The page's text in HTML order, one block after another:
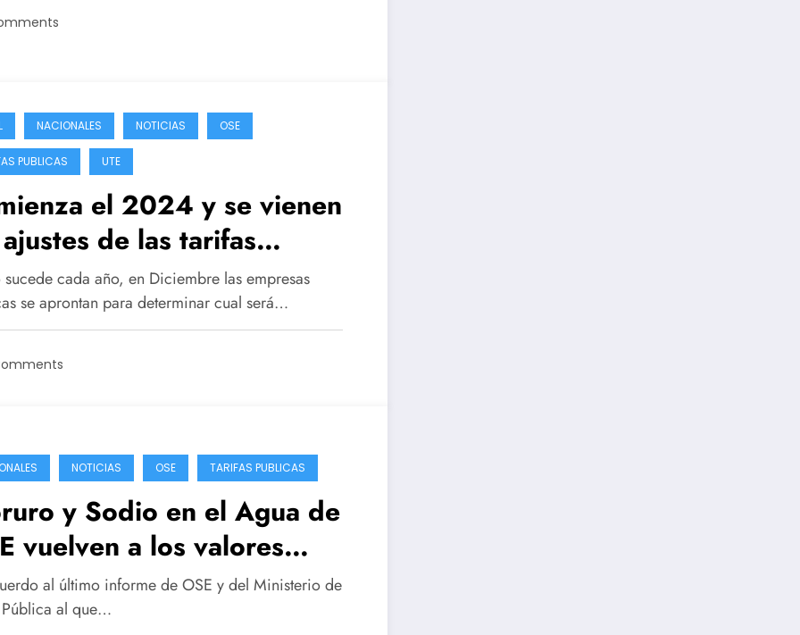
NACIONALES NOTICIAS OSE
PUBLICAS UTE
el 2024 y se vienen
de las tarifas
(ANTEL, OSE Y UTE)
cada año, en Diciembre las empresas
se aprontan para determinar cual será…
NOTICIAS OSE TARIFAS PUBLICAS
y Sodio en el Agua de
vuelven a los valores
al último informe de OSE y del Ministerio de
al que…